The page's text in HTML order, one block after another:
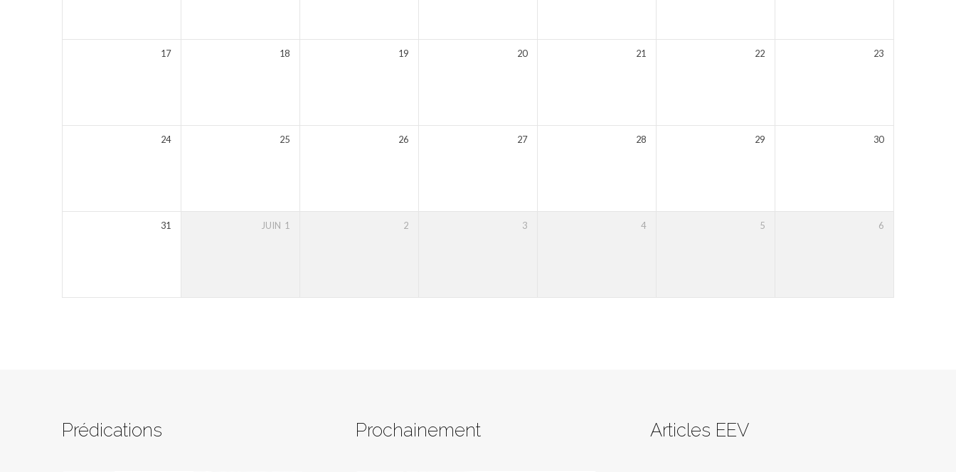
17 18 19 20 21 22 23
24 25 26 27 28 29 30
31 JUIN 1 2 3 4 5 6
Prédications Prochainement Articles EEV